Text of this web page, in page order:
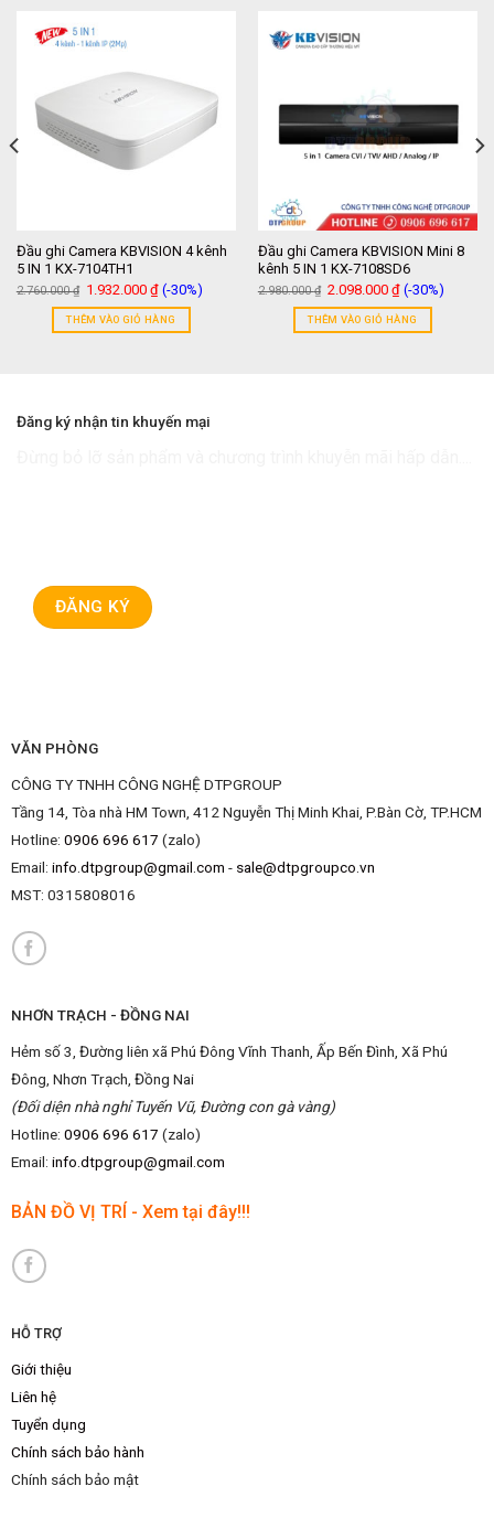
Đầu ghi Camera KBVISION 4 kênh
5 IN 1 KX-7104TH1
2.760.000₫ Giá
gốc
là:
2.760.000 ₫.
1.932.000₫Giá
hiện
tại
là:
1.932.000 ₫.
(-30%)
THÊM VÀO GIỎ HÀNG
Đầu ghi Camera KBVISION Mini 8
kênh 5 IN 1 KX-7108SD6
2.980.000₫ Giá
gốc
là:
2.980.000 ₫.
2.098.000₫Giá
hiện
tại
là:
2.098.000 ₫.
(-30%)
THÊM VÀO GIỎ HÀNG
Đăng ký nhận tin khuyến mại
VĂN PHÒNG
CÔNG TY TNHH CÔNG NGHỆ DTPGROUP
Tầng 14, Tòa nhà HM Town, 412 Nguyễn Thị Minh Khai, P.Bàn Cờ, TP.HCM
Hotline: 0906 696 617 (zalo)
Email: info.dtpgroup@gmail.com - sale@dtpgroupco.vn
MST: 0315808016
NHƠN TRẠCH - ĐỒNG NAI
Hẻm số 3, Đường liên xã Phú Đông Vĩnh Thanh, Ấp Bến Đình, Xã Phú
Đông, Nhơn Trạch, Đồng Nai
(Đối diện nhà nghỉ Tuyến Vũ, Đường con gà vàng)
Hotline: 0906 696 617 (zalo)
Email: info.dtpgroup@gmail.com
BẢN ĐỒ VỊ TRÍ - Xem tại đây!!!
HỖ TRỢ
Giới thiệu
Liên hệ
Tuyển dụng
Chính sách bảo hành
Chính sách bảo mật